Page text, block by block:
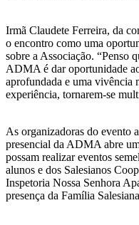
Irmã Claudete Ferreira, da
o encontro como uma
sobre a Associação. “Penso
ADMA é dar oportunidade
aprofundada e uma vivência
experiência, tornarem-se
As organizadoras do evento
presencial da ADMA abre
possam realizar eventos
alunos e dos Salesianos
Inspetoria Nossa Senhora
presença da Família